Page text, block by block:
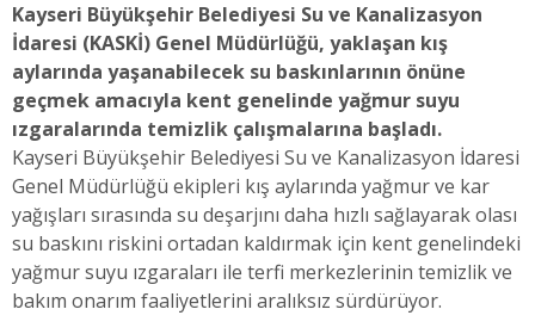
Kayseri Büyükşehir Belediyesi Su ve Kanalizasyon
İdaresi (KASKİ) Genel Müdürlüğü, yaklaşan kış
aylarında yaşanabilecek su baskınlarının önüne
geçmek amacıyla kent genelinde yağmur suyu
ızgaralarında temizlik çalışmalarına başladı.
Kayseri Büyükşehir Belediyesi Su ve Kanalizasyon İdaresi
Genel Müdürlüğü ekipleri kış aylarında yağmur ve kar
yağışları sırasında su deşarjını daha hızlı sağlayarak olası
su baskını riskini ortadan kaldırmak için kent genelindeki
yağmur suyu ızgaraları ile terfi merkezlerinin temizlik ve
bakım onarım faaliyetlerini aralıksız sürdürüyor.